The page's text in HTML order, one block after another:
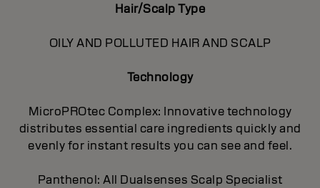
Hair/Scalp Type
OILY AND POLLUTED HAIR AND SCALP
Technology
MicroPROtec Complex: Innovative technology
distributes essential care ingredients quickly and
evenly for instant results you can see and feel.
Panthenol: All Dualsenses Scalp Specialist